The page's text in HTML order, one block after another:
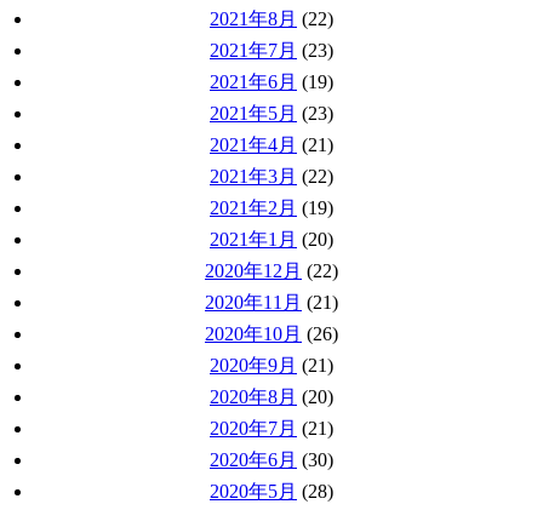
2021年8月 (22)
2021年7月 (23)
2021年6月 (19)
2021年5月 (23)
2021年4月 (21)
2021年3月 (22)
2021年2月 (19)
2021年1月 (20)
2020年12月 (22)
2020年11月 (21)
2020年10月 (26)
2020年9月 (21)
2020年8月 (20)
2020年7月 (21)
2020年6月 (30)
2020年5月 (28)